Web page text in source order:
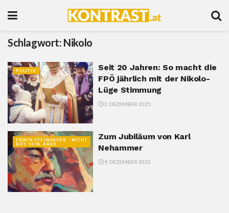
Schlagwort: Nikolo
POLITIK
Seit 20 Jahren: So macht die
FPÖ jährlich mit der Nikolo-
Lüge Stimmung
2. DEZEMBER 2025
ERWIN STEINHAUER - NICHT
BÖS SEIN, ABER
Zum Jubiläum von Karl
Nehammer
9. DEZEMBER 2022